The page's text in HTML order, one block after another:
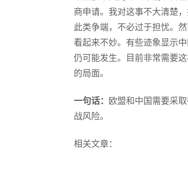
商申请。我对这事不大清楚
此类争端，不必过于担忧。
看起来不妙。有些迹象显示
仍可能发生。目前非常需要
的局面。
一句话： 欧盟和中国需要采
战风险。
相关文章：